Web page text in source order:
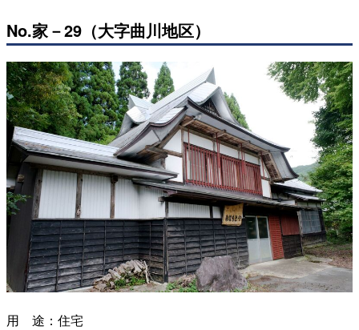
No.家－29（大字曲川地区）
用 途：住宅